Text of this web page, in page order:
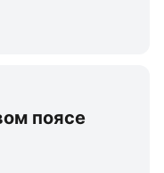
поясе